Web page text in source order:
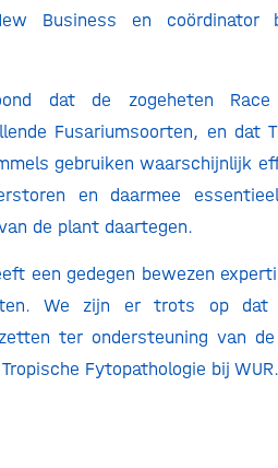
Business en coördinator
dat de zogeheten
Fusariumsoorten, en dat
gebruiken waarschijnlijk
en daarmee
de plant daartegen.
een gedegen bewezen
We zijn er trots op
ter ondersteuning van
Fytopathologie bij WUR.